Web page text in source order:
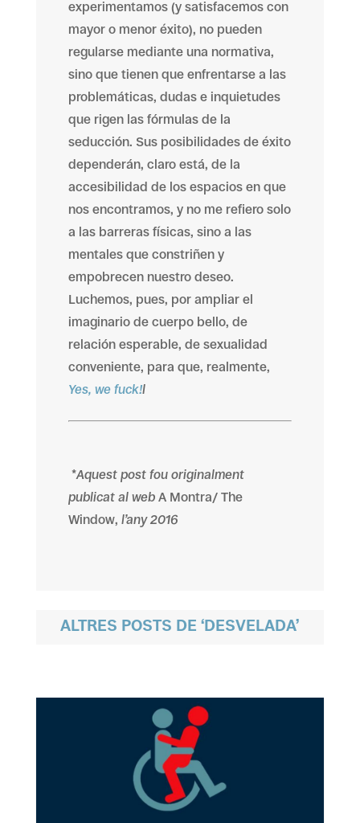
experimentamos (y satisfacemos con
mayor o menor éxito), no pueden
regularse mediante una normativa,
sino que tienen que enfrentarse a las
problemáticas, dudas e inquietudes
que rigen las fórmulas de la
seducción. Sus posibilidades de éxito
dependerán, claro está, de la
accesibilidad de los espacios en que
nos encontramos, y no me refiero solo
a las barreras físicas, sino a las
mentales que constriñen y
empobrecen nuestro deseo.
Luchemos, pues, por ampliar el
imaginario de cuerpo bello, de
relación esperable, de sexualidad
conveniente, para que, realmente,
Yes, we fuck!l
*Aquest post fou originalment
publicat al web A Montra/ The
Window, l’any 2016
ALTRES POSTS DE ‘DESVELADA’